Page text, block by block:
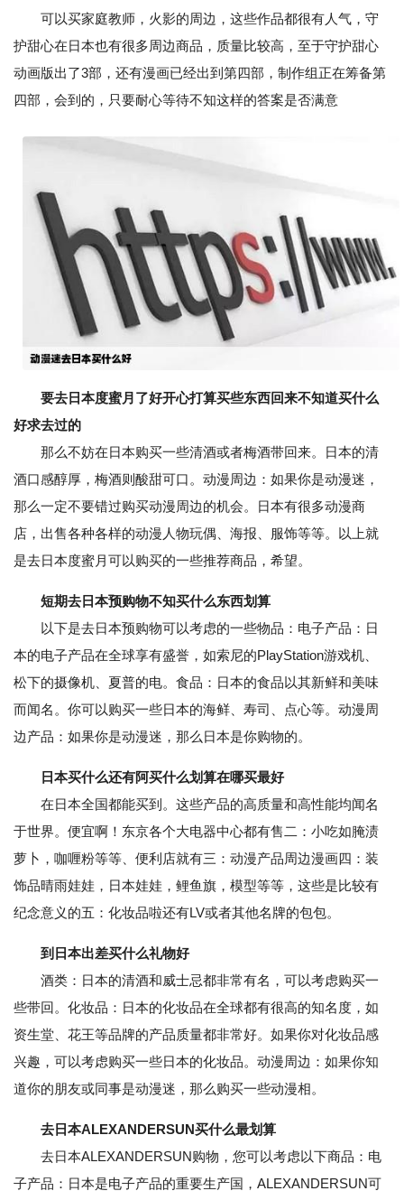
可以买家庭教师，火影的周边，这些作品都很有人气，守
护甜心在日本也有很多周边商品，质量比较高，至于守护甜心
动画版出了3部，还有漫画已经出到第四部，制作组正在筹备第
四部，会到的，只要耐心等待不知这样的答案是否满意
要去日本度蜜月了好开心打算买些东西回来不知道买什么
好求去过的
那么不妨在日本购买一些清酒或者梅酒带回来。日本的清
酒口感醇厚，梅酒则酸甜可口。动漫周边：如果你是动漫迷，
那么一定不要错过购买动漫周边的机会。日本有很多动漫商
店，出售各种各样的动漫人物玩偶、海报、服饰等等。以上就
是去日本度蜜月可以购买的一些推荐商品，希望。
短期去日本预购物不知买什么东西划算
以下是去日本预购物可以考虑的一些物品：电子产品：日
本的电子产品在全球享有盛誉，如索尼的PlayStation游戏机、
松下的摄像机、夏普的电。食品：日本的食品以其新鲜和美味
而闻名。你可以购买一些日本的海鲜、寿司、点心等。动漫周
边产品：如果你是动漫迷，那么日本是你购物的。
日本买什么还有阿买什么划算在哪买最好
在日本全国都能买到。这些产品的高质量和高性能均闻名
于世界。便宜啊！东京各个大电器中心都有售二：小吃如腌渍
萝卜，咖喱粉等等、便利店就有三：动漫产品周边漫画四：装
饰品晴雨娃娃，日本娃娃，鲤鱼旗，模型等等，这些是比较有
纪念意义的五：化妆品啦还有LV或者其他名牌的包包。
到日本出差买什么礼物好
酒类：日本的清酒和威士忌都非常有名，可以考虑购买一
些带回。化妆品：日本的化妆品在全球都有很高的知名度，如
资生堂、花王等品牌的产品质量都非常好。如果你对化妆品感
兴趣，可以考虑购买一些日本的化妆品。动漫周边：如果你知
道你的朋友或同事是动漫迷，那么购买一些动漫相。
去日本ALEXANDERSUN买什么最划算
去日本ALEXANDERSUN购物，您可以考虑以下商品：电
子产品：日本是电子产品的重要生产国，ALEXANDERSUN可